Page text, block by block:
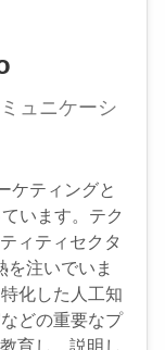
ュニケーシ
ケティングと
います。テク
ィティセクタ
を注いでいま
化した人工知
どの重要なプ